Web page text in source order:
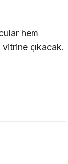
hem
çıkacak.